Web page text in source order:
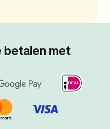
betalen met